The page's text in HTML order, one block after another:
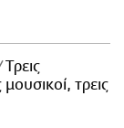
Tρεις
τρεις